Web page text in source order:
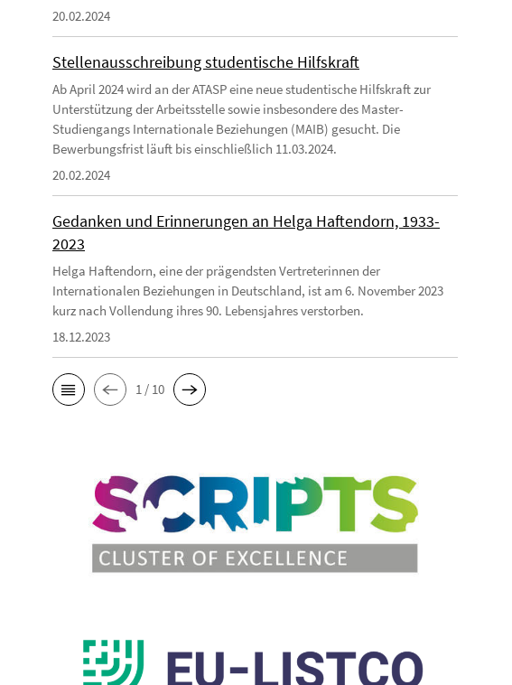
20.02.2024
Stellenausschreibung studentische Hilfskraft
Ab April 2024 wird an der ATASP eine neue studentische Hilfskraft zur
Unterstützung der Arbeitsstelle sowie insbesondere des Master-
Studiengangs Internationale Beziehungen (MAIB) gesucht. Die
Bewerbungsfrist läuft bis einschließlich 11.03.2024.
20.02.2024
Gedanken und Erinnerungen an Helga Haftendorn, 1933-
2023
Helga Haftendorn, eine der prägendsten Vertreterinnen der
Internationalen Beziehungen in Deutschland, ist am 6. November 2023
kurz nach Vollendung ihres 90. Lebensjahres verstorben.
18.12.2023
1 / 10